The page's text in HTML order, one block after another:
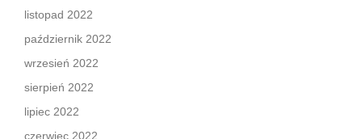
listopad 2022
październik 2022
wrzesień 2022
sierpień 2022
lipiec 2022
czerwiec 2022